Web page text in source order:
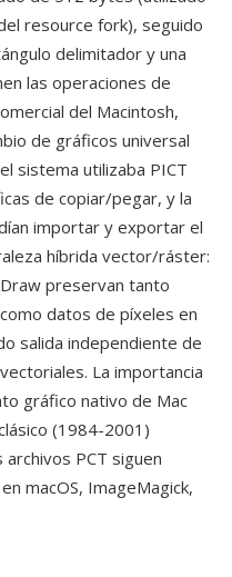
resource fork), seguido
delimitador y una
las operaciones de
del Macintosh,
de gráficos universal
sistema utilizaba PICT
de copiar/pegar, y la
importar y exportar el
híbrida vector/ráster:
preservan tanto
datos de píxeles en
salida independiente de
La importancia
gráfico nativo de Mac
(1984-2001)
PCT siguen
en macOS, ImageMagick,